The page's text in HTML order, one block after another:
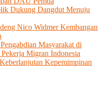
Dukung Dangdut Menuju
Nico Widmer Kembangan
Masyarakat di
Migran Indonesia
Kepemimpinan